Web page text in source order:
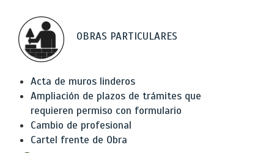
OBRAS PARTICULARES
Acta de muros linderos
Ampliación de plazos de trámites que
requieren permiso con formulario
Cambio de profesional
Cartel frente de Obra